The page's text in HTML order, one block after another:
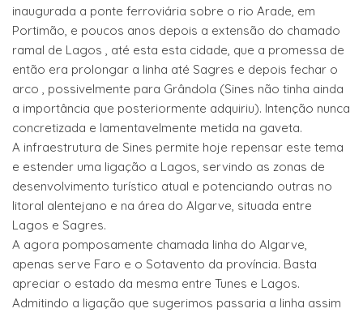
inaugurada a ponte ferroviária sobre o rio Arade, em
Portimão, e poucos anos depois a extensão do chamado
ramal de Lagos , até esta esta cidade, que a promessa de
então era prolongar a linha até Sagres e depois fechar o
arco , possivelmente para Grândola (Sines não tinha ainda
a importância que posteriormente adquiriu). Intenção nunca
concretizada e lamentavelmente metida na gaveta.
A infraestrutura de Sines permite hoje repensar este tema
e estender uma ligação a Lagos, servindo as zonas de
desenvolvimento turístico atual e potenciando outras no
litoral alentejano e na área do Algarve, situada entre
Lagos e Sagres.
A agora pomposamente chamada linha do Algarve,
apenas serve Faro e o Sotavento da província. Basta
apreciar o estado da mesma entre Tunes e Lagos.
Admitindo a ligação que sugerimos passaria a linha assim